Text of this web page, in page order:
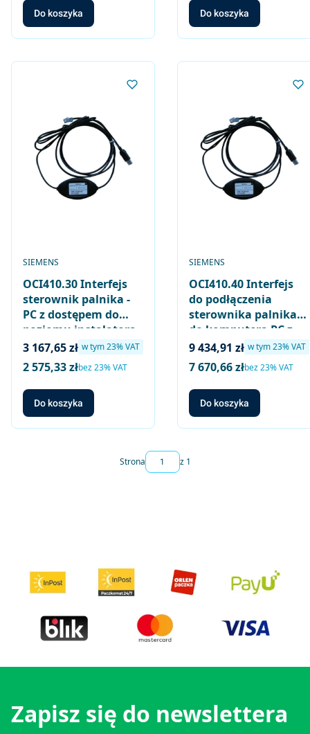
0..10V (odpowiednik
LFE10)
Do koszyka Do koszyka
OCI410.30 Interfejs
sterownik palnika -
PC z dostępem do
poziomu instalatora
(poprzez ACS410)
PRODUCENT
SIEMENS
Cena brutto
3 167,65 zł w tym %s VAT
w tym23%VAT
Cena netto
2 575,33 złbez 23% VAT
Do koszyka
OCI410.40 Interfejs
do podłączenia
sterownika palnika
do komputera PC z
dostępem do
poziomu instalatora i
OEM poprzez
oprogramowanie
ACS410
PRODUCENT
SIEMENS
Cena brutto
9 434,91 zł w tym %s VAT
w tym23%VAT
Cena netto
7 670,66 złbez 23% VAT
Do koszyka
Strona z 1
Zapisz się do newslettera